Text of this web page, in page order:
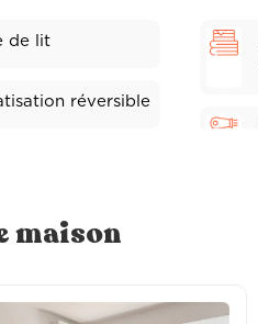
de lit
réversible
maison